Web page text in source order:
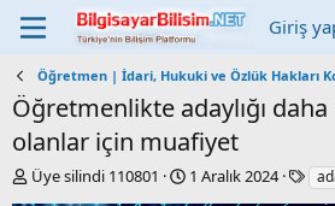
Giriş
Öğretmen | İdari, Hukuki ve Özlük Hakları
Öğretmenlikte adaylığı
olanlar için muafiyet
K
Üye silindi 110801
B1 Aralık 2024
E